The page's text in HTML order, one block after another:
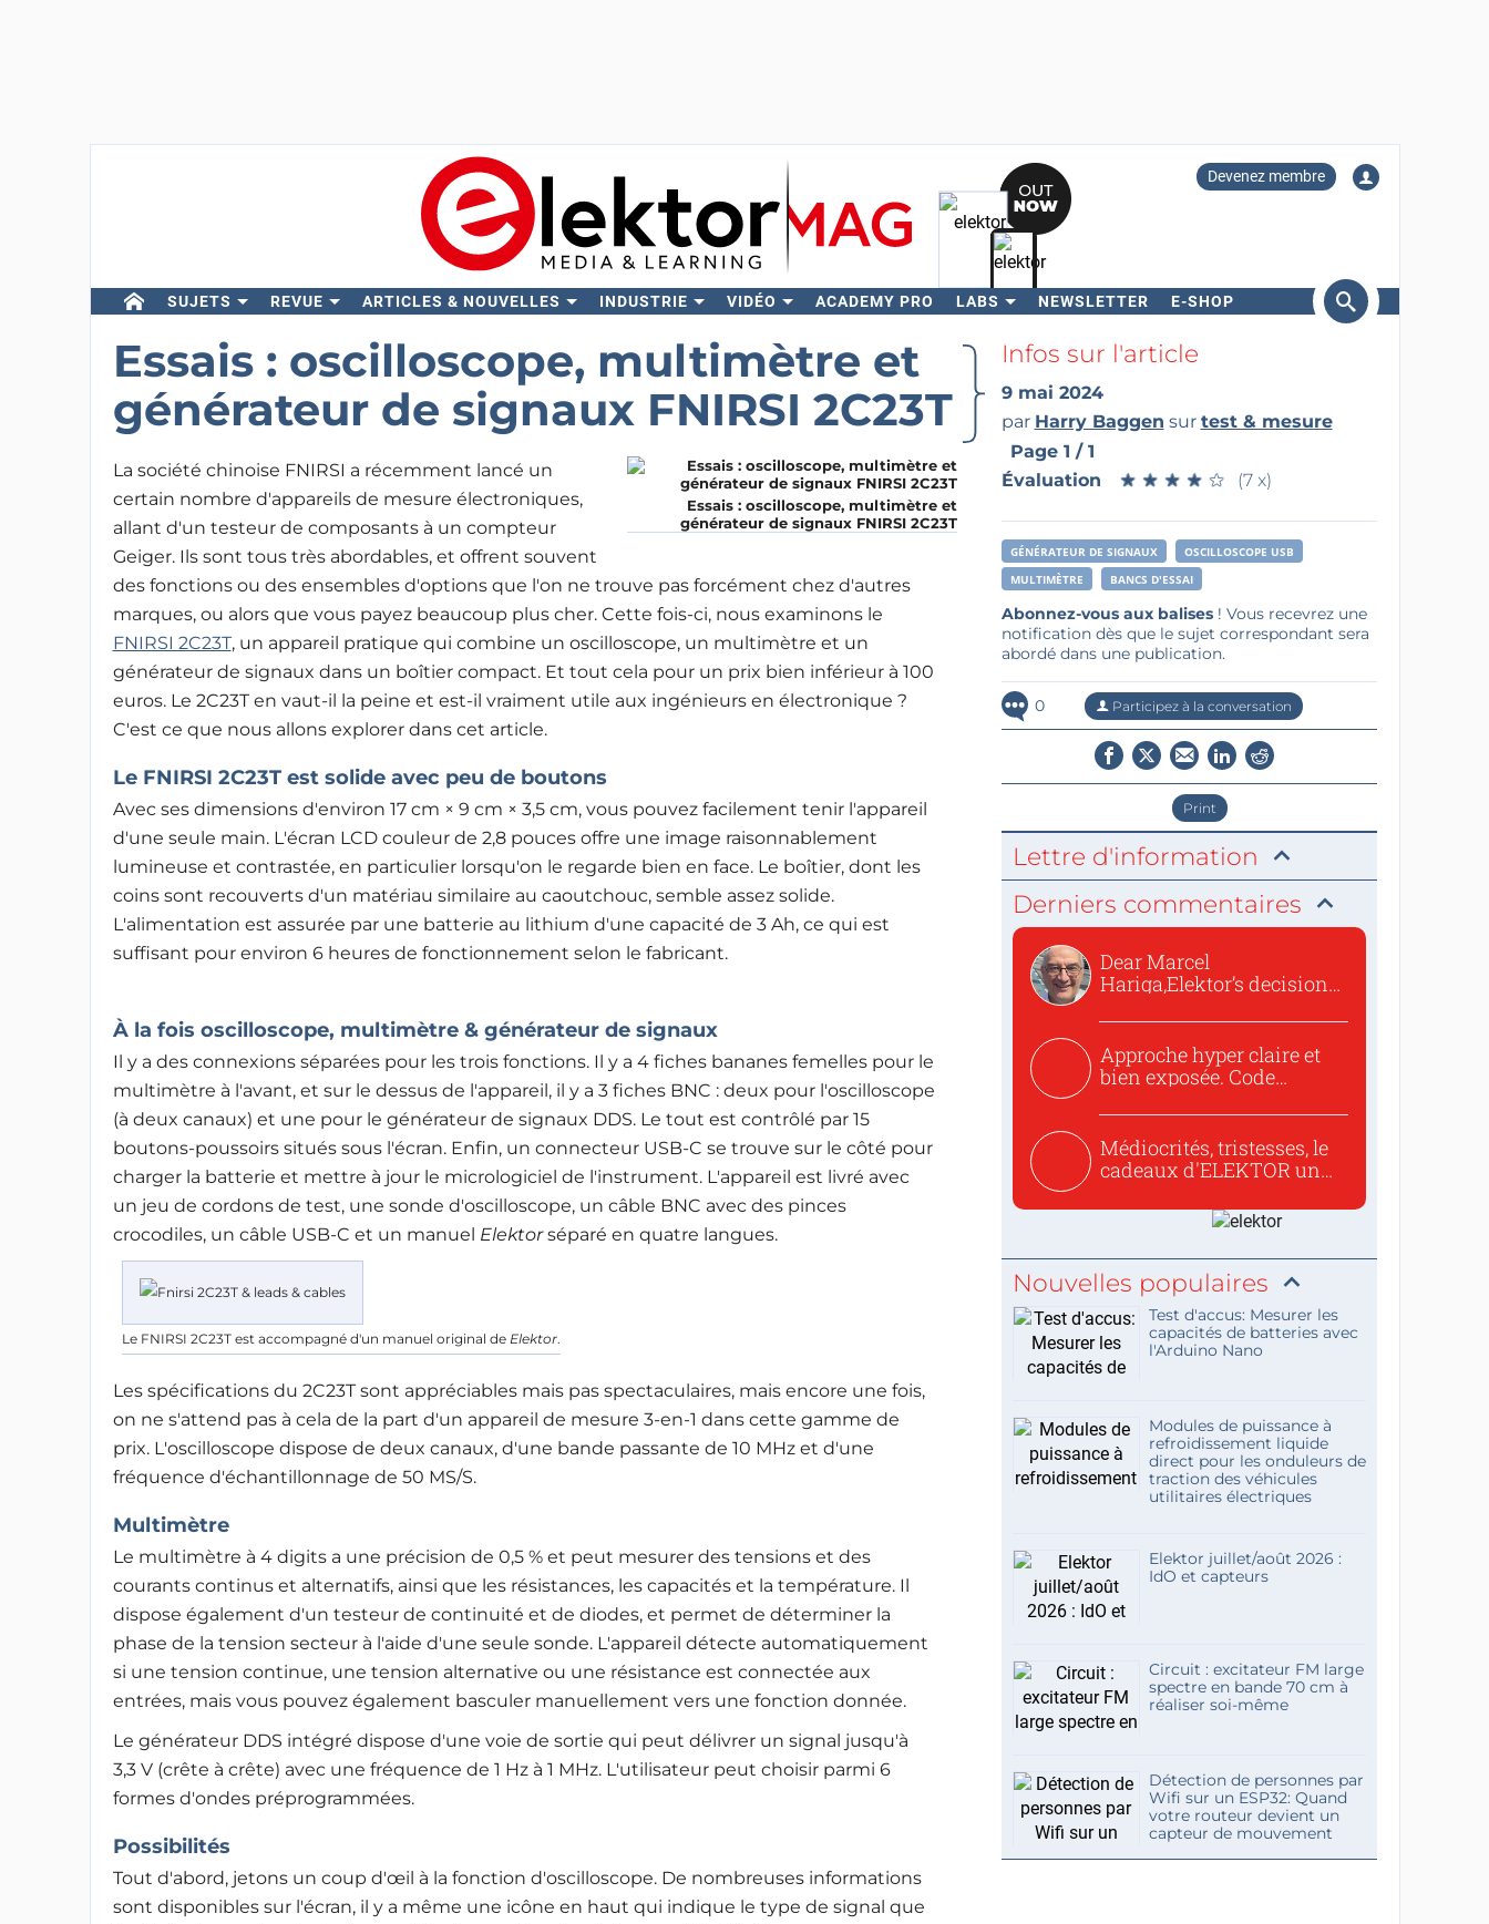
Devenez membre
SUJETS REVUE ARTICLES & NOUVELLES INDUSTRIE VIDÉO ACADEMY PRO LABS NEWSLETTER E-SHOP
Rechercher
Essais : oscilloscope, multimètre et
générateur de signaux FNIRSI 2C23T
Essais : oscilloscope, multimètre et
générateur de signaux FNIRSI 2C23T
La société chinoise FNIRSI a récemment lancé un
certain nombre d'appareils de mesure électroniques,
allant d'un testeur de composants à un compteur
Geiger. Ils sont tous très abordables, et offrent souvent
des fonctions ou des ensembles d'options que l'on ne trouve pas forcément chez d'autres
marques, ou alors que vous payez beaucoup plus cher. Cette fois-ci, nous examinons le
FNIRSI 2C23T, un appareil pratique qui combine un oscilloscope, un multimètre et un
générateur de signaux dans un boîtier compact. Et tout cela pour un prix bien inférieur à 100
euros. Le 2C23T en vaut-il la peine et est-il vraiment utile aux ingénieurs en électronique ?
C'est ce que nous allons explorer dans cet article.
Le FNIRSI 2C23T est solide avec peu de boutons
Avec ses dimensions d'environ 17 cm × 9 cm × 3,5 cm, vous pouvez facilement tenir l'appareil
d'une seule main. L'écran LCD couleur de 2,8 pouces offre une image raisonnablement
lumineuse et contrastée, en particulier lorsqu'on le regarde bien en face. Le boîtier, dont les
coins sont recouverts d'un matériau similaire au caoutchouc, semble assez solide.
L'alimentation est assurée par une batterie au lithium d'une capacité de 3 Ah, ce qui est
suffisant pour environ 6 heures de fonctionnement selon le fabricant.
À la fois oscilloscope, multimètre & générateur de signaux
Il y a des connexions séparées pour les trois fonctions. Il y a 4 fiches bananes femelles pour le
multimètre à l'avant, et sur le dessus de l'appareil, il y a 3 fiches BNC : deux pour l'oscilloscope
(à deux canaux) et une pour le générateur de signaux DDS. Le tout est contrôlé par 15
boutons-poussoirs situés sous l'écran. Enfin, un connecteur USB-C se trouve sur le côté pour
charger la batterie et mettre à jour le micrologiciel de l'instrument. L'appareil est livré avec
un jeu de cordons de test, une sonde d'oscilloscope, un câble BNC avec des pinces
crocodiles, un câble USB-C et un manuel Elektorséparé en quatre langues.
Le FNIRSI 2C23T est accompagné d'un manuel original de Elektor.
Les spécifications du 2C23T sont appréciables mais pas spectaculaires, mais encore une fois,
on ne s'attend pas à cela de la part d'un appareil de mesure 3-en-1 dans cette gamme de
prix. L'oscilloscope dispose de deux canaux, d'une bande passante de 10 MHz et d'une
fréquence d'échantillonnage de 50 MS/S.
Multimètre
Le multimètre à 4 digits a une précision de 0,5 % et peut mesurer des tensions et des
courants continus et alternatifs, ainsi que les résistances, les capacités et la température. Il
dispose également d'un testeur de continuité et de diodes, et permet de déterminer la
phase de la tension secteur à l'aide d'une seule sonde. L'appareil détecte automatiquement
si une tension continue, une tension alternative ou une résistance est connectée aux
entrées, mais vous pouvez également basculer manuellement vers une fonction donnée.
Le générateur DDS intégré dispose d'une voie de sortie qui peut délivrer un signal jusqu'à
3,3 V (crête à crête) avec une fréquence de 1 Hz à 1 MHz. L'utilisateur peut choisir parmi 6
formes d'ondes préprogrammées.
Possibilités
Tout d'abord, jetons un coup d'œil à la fonction d'oscilloscope. De nombreuses informations
sont disponibles sur l'écran, il y a même une icône en haut qui indique le type de signal que
Infos sur l'article
9 mai 2024
par Harry Baggen sur test & mesure
Page 1 / 1
Évaluation
★ ★ ★ ★ ★
★ ★ ★ ★ ★ (7 x)
GÉNÉRATEUR DE SIGNAUX
OSCILLOSCOPE USB
MULTIMÈTRE
BANCS D'ESSAI
Abonnez-vous aux balises! Vous recevrez une
notification dès que le sujet correspondant sera
abordé dans une publication.
0 Participez à la conversation
Print
Lettre d'information
Derniers commentaires
Dear Marcel
Hariga,Elektor’s decision
Approche hyper claire et
bien exposée. Code
Médiocrités, tristesses, le
cadeaux d'ELEKTOR un
Nouvelles populaires
Test d'accus: Mesurer les
capacités de batteries avec
l'Arduino Nano
Modules de puissance à
refroidissement liquide
direct pour les onduleurs de
traction des véhicules
utilitaires électriques
Elektor juillet/août 2026 :
IdO et capteurs
Circuit : excitateur FM large
spectre en bande 70 cm à
réaliser soi-même
Détection de personnes par
Wifi sur un ESP32: Quand
votre routeur devient un
capteur de mouvement